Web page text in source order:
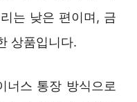
는 낮은 편이며, 금
상품입니다.
너스 통장 방식으로